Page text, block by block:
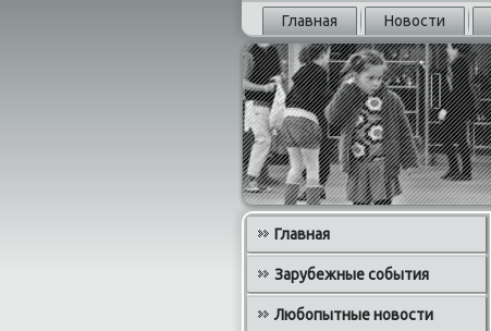
Главная Новости
Главная
Зарубежные события
Любопытные новости